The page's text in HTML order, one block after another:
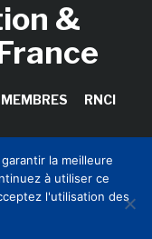
&
MEMBRES
RNCI
CLIC France /
la meilleure
à utiliser ce
l'utilisation des